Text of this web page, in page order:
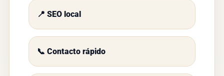
📍 SEO local
📞 Contacto rápido